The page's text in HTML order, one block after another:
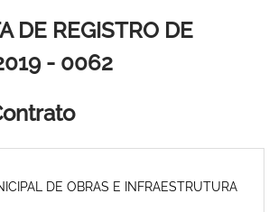
DE REGISTRO DE
- 0062
DE OBRAS E INFRAESTRUTURA